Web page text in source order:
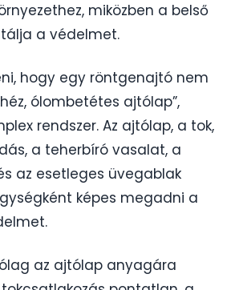
miközben a belső
a védelmet.
hogy egy röntgenajtó nem
ólombetétes ajtólap”,
rendszer. Az ajtólap, a tok,
a teherbíró vasalat, a
az esetleges üvegablak
képes megadni a
az ajtólap anyagára